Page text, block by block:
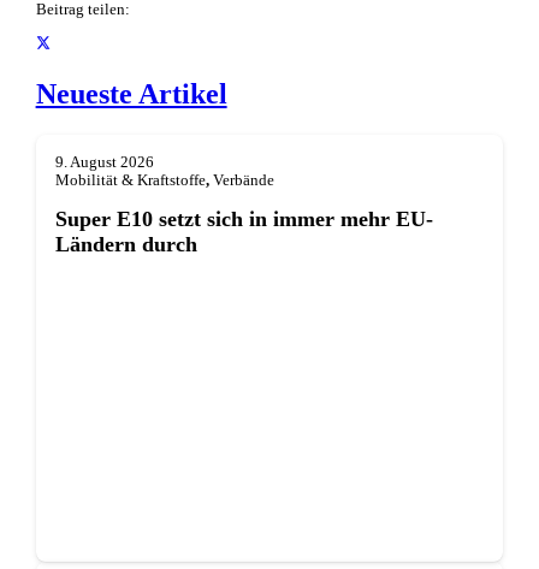
Beitrag teilen:
Neueste Artikel
9. August 2026
Mobilität & Kraftstoffe, Verbände
Super E10 setzt sich in immer mehr EU-
Ländern durch